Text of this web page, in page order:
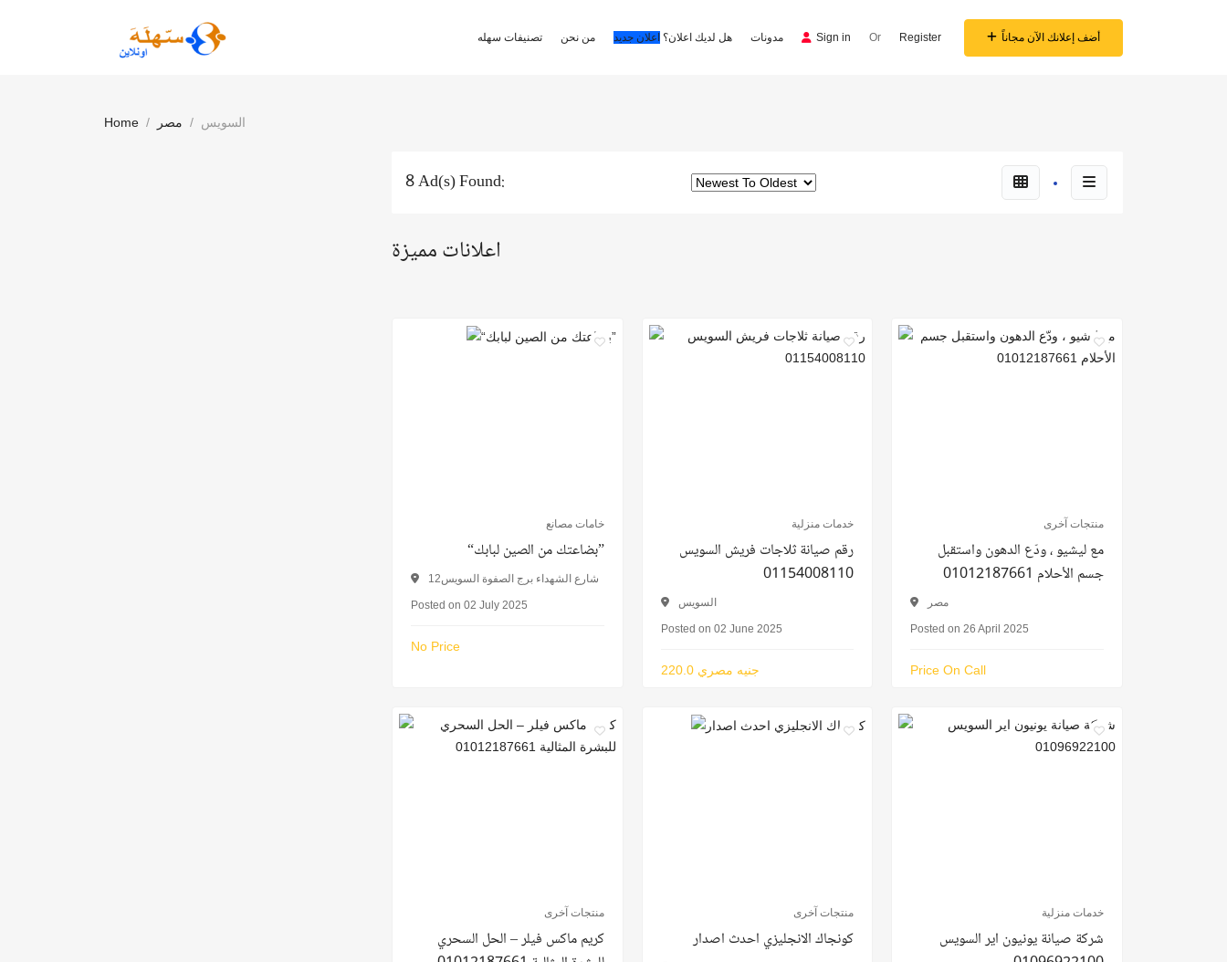
تصنيفات سهله من نحن هل لديك اعلان؟ اعلان جديد مدونات Sign in Or Register أضف إعلانك الآن مجاناً
Home مصر السويس
8 Ad(s) Found:
اعلانات مميزة
خامات مصانع
“بضاعتك من الصين لبابك”
12شارع الشهداء برج الصفوة السويس
Posted on 02 July 2025
No Price
خدمات منزلية
رقم صيانة ثلاجات فريش السويس
01154008110
السويس
Posted on 02 June 2025
220.0 جنيه مصري
منتجات آخرى
مع ليشيو ، ودّع الدهون واستقبل
جسم الأحلام 01012187661
مصر
Posted on 26 April 2025
Price On Call
منتجات آخرى
كريم ماكس فيلر – الحل السحري
منتجات آخرى
كونجاك الانجليزي احدث اصدار
خدمات منزلية
شركة صيانة يونيون اير السويس